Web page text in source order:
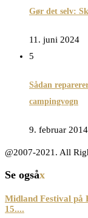
Gør det selv:
11. juni 2024
5
Sådan
campingvogn
9. februar 2014
@2007-2021. All
Se ogsåx
Midland Festival på
15....